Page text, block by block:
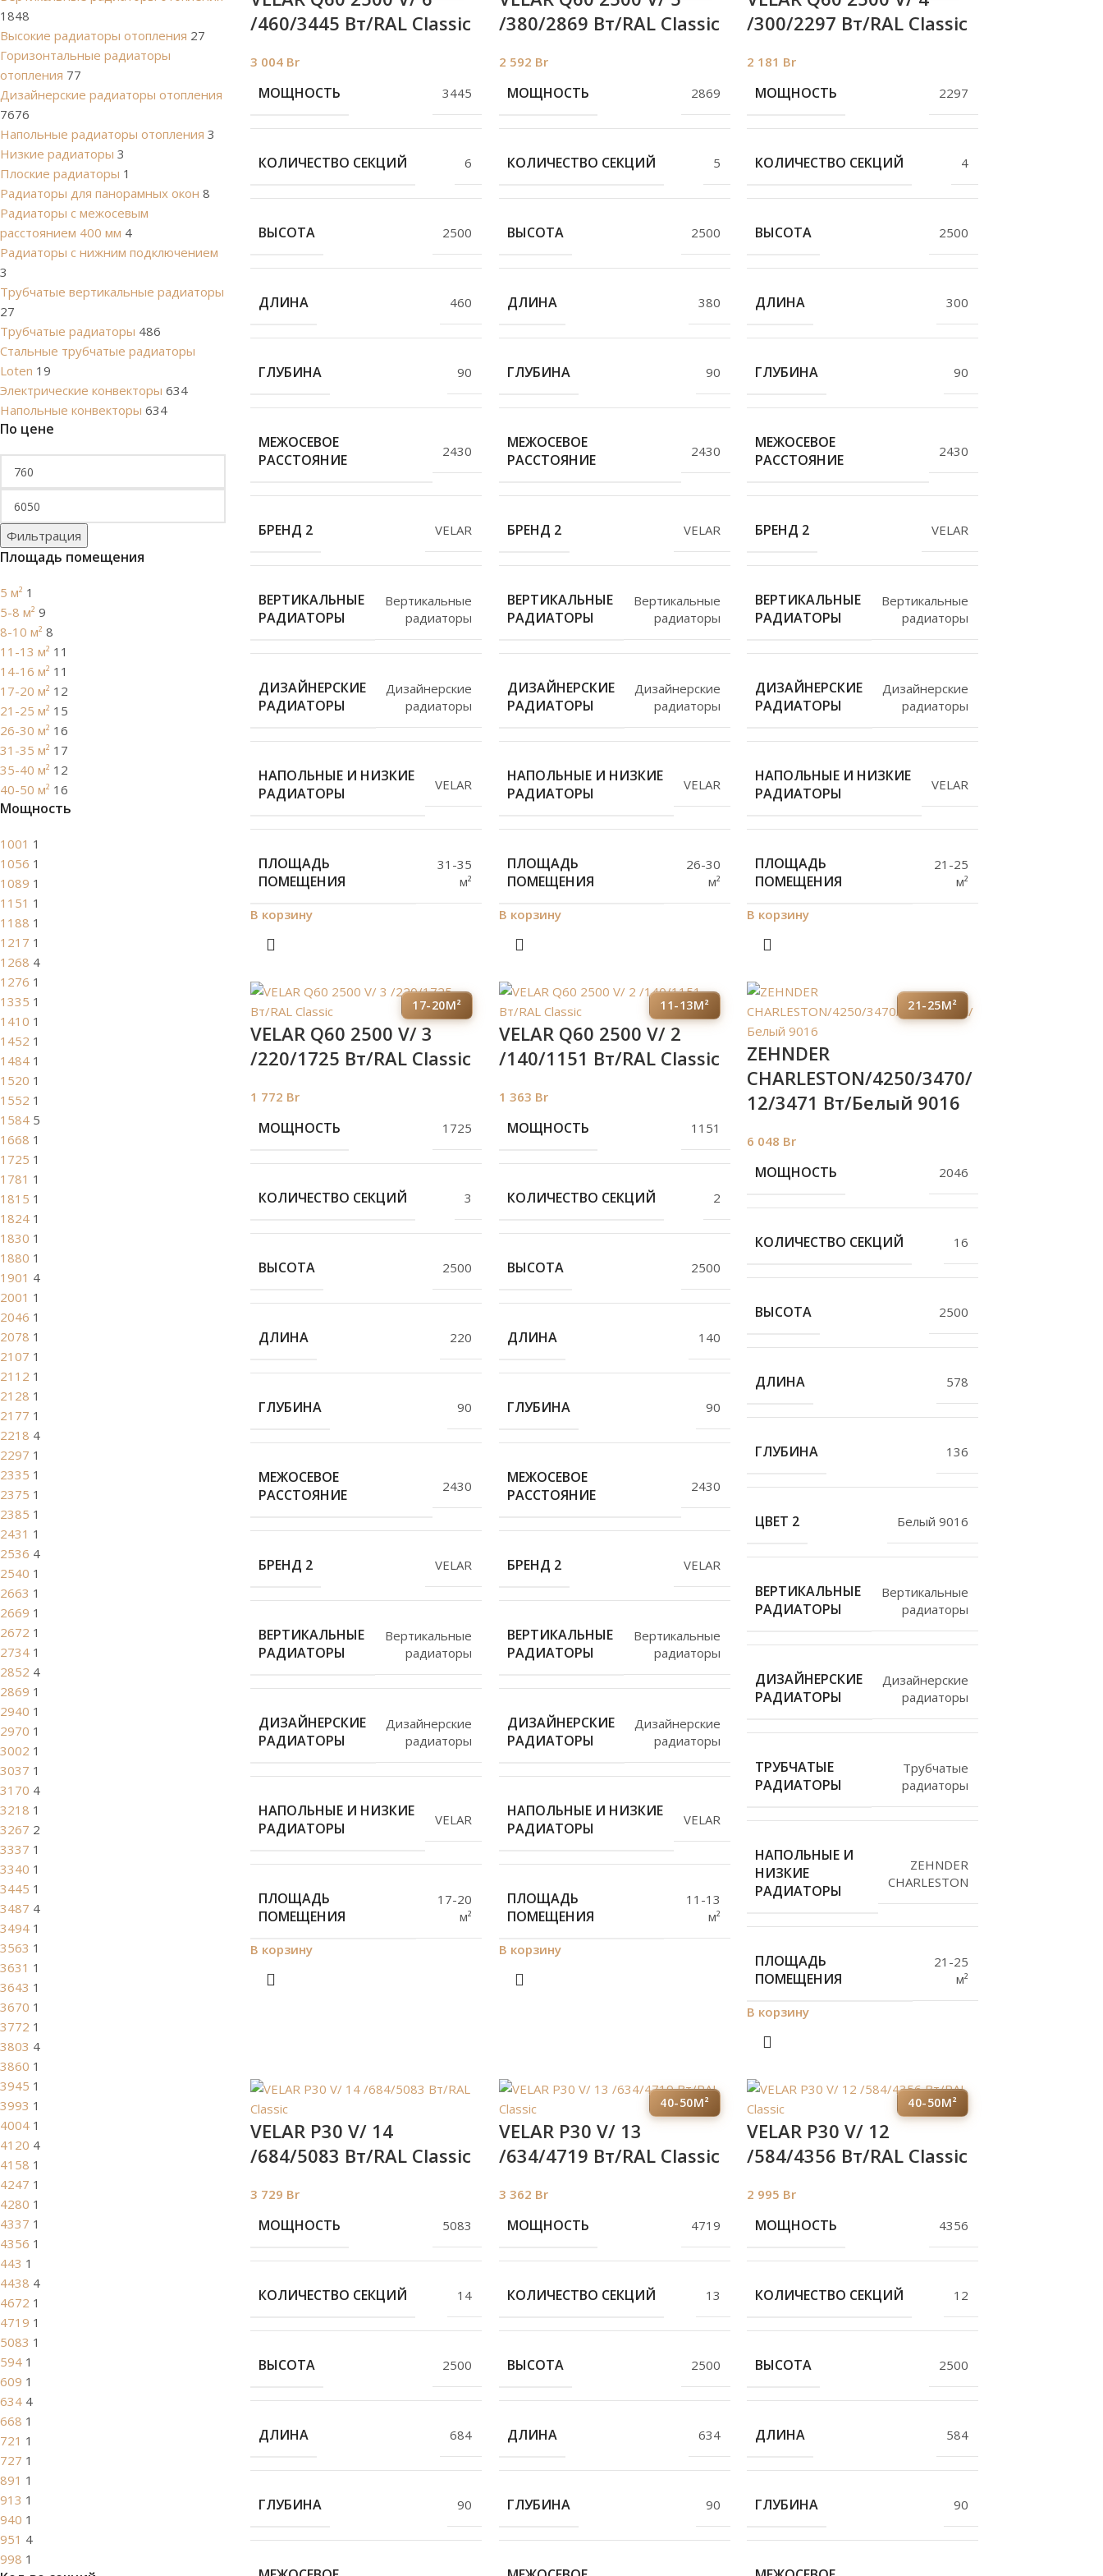
1848
Высокие радиаторы отопления 27
Горизонтальные радиаторы
отопления 77
Дизайнерские радиаторы отопления
7676
Напольные радиаторы отопления 3
Низкие радиаторы 3
Плоские радиаторы 1
Радиаторы для панорамных окон 8
Радиаторы с межосевым
расстоянием 400 мм 4
Радиаторы с нижним подключением
3
Трубчатые вертикальные радиаторы
27
Трубчатые радиаторы 486
Cтальные трубчатые радиаторы
Loten 19
Электрические конвекторы 634
Напольные конвекторы 634
По цене
Фильтрация
Площадь помещения
5 м² 1
5-8 м² 9
8-10 м² 8
11-13 м² 11
14-16 м² 11
17-20 м² 12
21-25 м² 15
26-30 м² 16
31-35 м² 17
35-40 м² 12
40-50 м² 16
Мощность
1001 1
1056 1
1089 1
1151 1
1188 1
1217 1
1268 4
1276 1
1335 1
1410 1
1452 1
1484 1
1520 1
1552 1
1584 5
1668 1
1725 1
1781 1
1815 1
1824 1
1830 1
1880 1
1901 4
2001 1
2046 1
2078 1
2107 1
2112 1
2128 1
2177 1
2218 4
2297 1
2335 1
2375 1
2385 1
2431 1
2536 4
2540 1
2663 1
2669 1
2672 1
2734 1
2852 4
2869 1
2940 1
2970 1
3002 1
3037 1
3170 4
3218 1
3267 2
3337 1
3340 1
3445 1
3487 4
3494 1
3563 1
3631 1
3643 1
3670 1
3772 1
3803 4
3860 1
3945 1
3993 1
4004 1
4120 4
4158 1
4247 1
4280 1
4337 1
4356 1
443 1
4438 4
4672 1
4719 1
5083 1
594 1
609 1
634 4
668 1
721 1
727 1
891 1
913 1
940 1
951 4
998 1
/460/3445 Вт/RAL Classic
3 004 Br
МОЩНОСТЬ 3445
КОЛИЧЕСТВО СЕКЦИЙ 6
ВЫСОТА 2500
ДЛИНА 460
ГЛУБИНА 90
МЕЖОСЕВОЕ
РАССТОЯНИЕ
2430
БРЕНД 2 VELAR
ВЕРТИКАЛЬНЫЕ
РАДИАТОРЫ
Вертикальные
радиаторы
ДИЗАЙНЕРСКИЕ
РАДИАТОРЫ
Дизайнерские
радиаторы
НАПОЛЬНЫЕ И НИЗКИЕ
РАДИАТОРЫ
VELAR
ПЛОЩАДЬ
ПОМЕЩЕНИЯ
31-35
м²
В корзину
/380/2869 Вт/RAL Classic
2 592 Br
МОЩНОСТЬ 2869
КОЛИЧЕСТВО СЕКЦИЙ 5
ВЫСОТА 2500
ДЛИНА 380
ГЛУБИНА 90
МЕЖОСЕВОЕ
РАССТОЯНИЕ
2430
БРЕНД 2 VELAR
ВЕРТИКАЛЬНЫЕ
РАДИАТОРЫ
Вертикальные
радиаторы
ДИЗАЙНЕРСКИЕ
РАДИАТОРЫ
Дизайнерские
радиаторы
НАПОЛЬНЫЕ И НИЗКИЕ
РАДИАТОРЫ
VELAR
ПЛОЩАДЬ
ПОМЕЩЕНИЯ
26-30
м²
В корзину
/300/2297 Вт/RAL Classic
2 181 Br
МОЩНОСТЬ 2297
КОЛИЧЕСТВО СЕКЦИЙ 4
ВЫСОТА 2500
ДЛИНА 300
ГЛУБИНА 90
МЕЖОСЕВОЕ
РАССТОЯНИЕ
2430
БРЕНД 2 VELAR
ВЕРТИКАЛЬНЫЕ
РАДИАТОРЫ
Вертикальные
радиаторы
ДИЗАЙНЕРСКИЕ
РАДИАТОРЫ
Дизайнерские
радиаторы
НАПОЛЬНЫЕ И НИЗКИЕ
РАДИАТОРЫ
VELAR
ПЛОЩАДЬ
ПОМЕЩЕНИЯ
21-25
м²
В корзину
17-20М²
VELAR Q60 2500 V/ 3
/220/1725 Вт/RAL Classic
1 772 Br
МОЩНОСТЬ 1725
КОЛИЧЕСТВО СЕКЦИЙ 3
ВЫСОТА 2500
ДЛИНА 220
ГЛУБИНА 90
МЕЖОСЕВОЕ
РАССТОЯНИЕ
2430
БРЕНД 2 VELAR
ВЕРТИКАЛЬНЫЕ
РАДИАТОРЫ
Вертикальные
радиаторы
ДИЗАЙНЕРСКИЕ
РАДИАТОРЫ
Дизайнерские
радиаторы
НАПОЛЬНЫЕ И НИЗКИЕ
РАДИАТОРЫ
VELAR
ПЛОЩАДЬ
ПОМЕЩЕНИЯ
17-20
м²
В корзину
11-13М²
VELAR Q60 2500 V/ 2
/140/1151 Вт/RAL Classic
1 363 Br
МОЩНОСТЬ 1151
КОЛИЧЕСТВО СЕКЦИЙ 2
ВЫСОТА 2500
ДЛИНА 140
ГЛУБИНА 90
МЕЖОСЕВОЕ
РАССТОЯНИЕ
2430
БРЕНД 2 VELAR
ВЕРТИКАЛЬНЫЕ
РАДИАТОРЫ
Вертикальные
радиаторы
ДИЗАЙНЕРСКИЕ
РАДИАТОРЫ
Дизайнерские
радиаторы
НАПОЛЬНЫЕ И НИЗКИЕ
РАДИАТОРЫ
VELAR
ПЛОЩАДЬ
ПОМЕЩЕНИЯ
11-13
м²
В корзину
21-25М²
ZEHNDER
CHARLESTON/4250/3470/
12/3471 Вт/Белый 9016
6 048 Br
МОЩНОСТЬ 2046
КОЛИЧЕСТВО СЕКЦИЙ 16
ВЫСОТА 2500
ДЛИНА 578
ГЛУБИНА 136
ЦВЕТ 2 Белый 9016
ВЕРТИКАЛЬНЫЕ
РАДИАТОРЫ
Вертикальные
радиаторы
ДИЗАЙНЕРСКИЕ
РАДИАТОРЫ
Дизайнерские
радиаторы
ТРУБЧАТЫЕ
РАДИАТОРЫ
Трубчатые
радиаторы
НАПОЛЬНЫЕ И
НИЗКИЕ
РАДИАТОРЫ
ZEHNDER
CHARLESTON
ПЛОЩАДЬ
ПОМЕЩЕНИЯ
21-25
м²
В корзину
VELAR P30 V/ 14
/684/5083 Вт/RAL Classic
3 729 Br
МОЩНОСТЬ 5083
КОЛИЧЕСТВО СЕКЦИЙ 14
ВЫСОТА 2500
ДЛИНА 684
ГЛУБИНА 90
40-50М²
VELAR P30 V/ 13
/634/4719 Вт/RAL Classic
3 362 Br
МОЩНОСТЬ 4719
КОЛИЧЕСТВО СЕКЦИЙ 13
ВЫСОТА 2500
ДЛИНА 634
ГЛУБИНА 90
40-50М²
VELAR P30 V/ 12
/584/4356 Вт/RAL Classic
2 995 Br
МОЩНОСТЬ 4356
КОЛИЧЕСТВО СЕКЦИЙ 12
ВЫСОТА 2500
ДЛИНА 584
ГЛУБИНА 90